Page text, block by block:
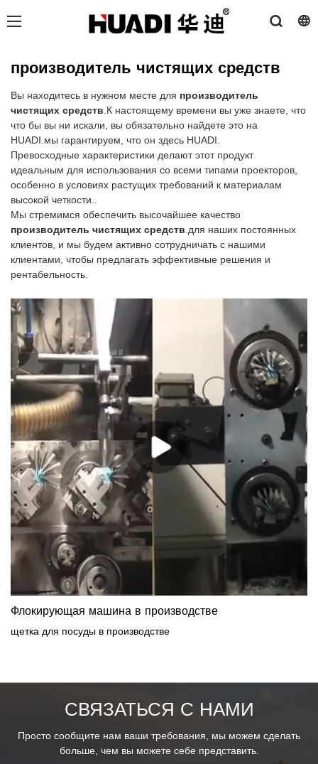
производитель чистящих средств
Вы находитесь в нужном месте для производитель
чистящих средств.К настоящему времени вы уже знаете, что
что бы вы ни искали, вы обязательно найдете это на
HUADI.мы гарантируем, что он здесь HUADI.
Превосходные характеристики делают этот продукт
идеальным для использования со всеми типами проекторов,
особенно в условиях растущих требований к материалам
высокой четкости..
Мы стремимся обеспечить высочайшее качество
производитель чистящих средств.для наших постоянных
клиентов, и мы будем активно сотрудничать с нашими
клиентами, чтобы предлагать эффективные решения и
рентабельность.
Флокирующая машина в производстве
щетка для посуды в производстве
СВЯЗАТЬСЯ С НАМИ
Просто сообщите нам ваши требования, мы можем сделать
больше, чем вы можете себе представить.